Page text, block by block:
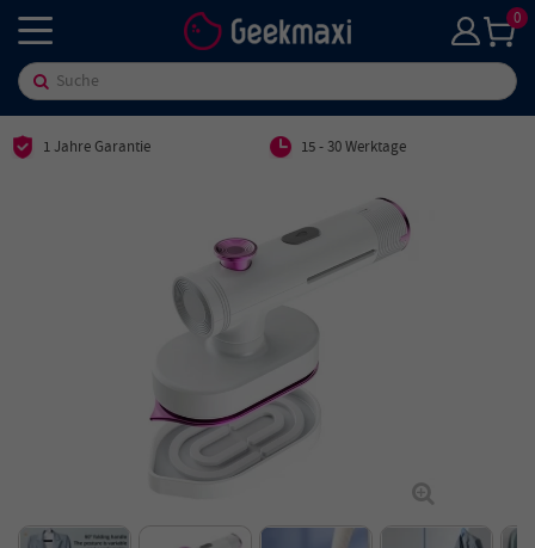
0
1 Jahre Garantie 15 - 30 Werktage